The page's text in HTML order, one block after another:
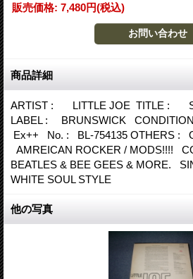
販売価格: 7,480円(税込)
商品詳細
ARTIST : LITTLE JOE TITLE :
LABEL : BRUNSWICK
Ex++ No. : BL-754135 OTHERS :
AMREICAN ROCKER / MODS!!!!
BEATLES & BEE GEES & MORE.
WHITE SOUL STYLE
他の写真